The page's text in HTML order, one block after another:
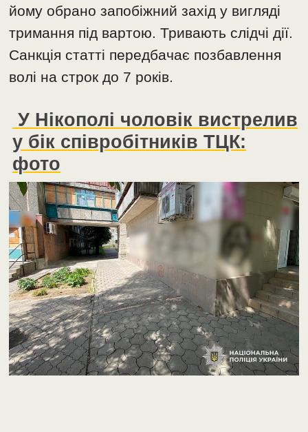
йому обрано запобіжний захід у вигляді
тримання під вартою. Тривають слідчі дії.
Санкція статті передбачає позбавлення
волі на строк до 7 років.
У Нікополі чоловік вистрелив
у бік співробітників ТЦК:
фото